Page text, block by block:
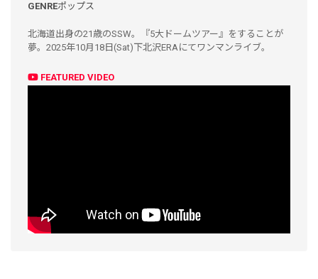
GENREポップス
北海道出身の21歳のSSW。『5大ドームツアー』をすることが
夢。2025年10月18日(Sat)下北沢ERAにてワンマンライブ。
FEATURED VIDEO